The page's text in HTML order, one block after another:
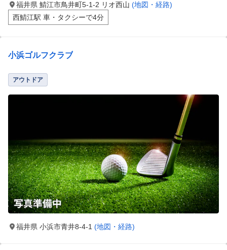
福井県 鯖江市鳥井町5-1-2 リオ西山 (地図・経路)
西鯖江駅 車・タクシーで4分
小浜ゴルフクラブ
アウトドア
福井県 小浜市青井8-4-1 (地図・経路)